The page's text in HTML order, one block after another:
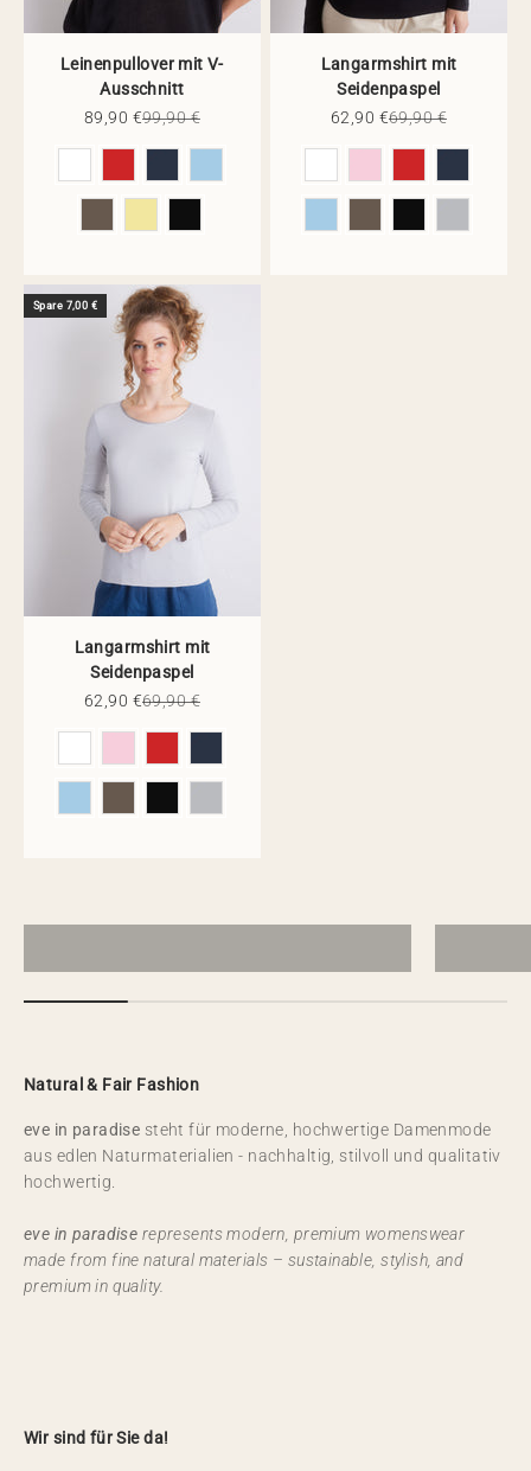
Leinenpullover mit V-
Ausschnitt
Angebot
89,90 €Regulärer Preis
99,90 €
Langarmshirt mit
Seidenpaspel
Angebot
62,90 €Regulärer Preis
69,90 €
Spare 7,00 €
Langarmshirt mit
Seidenpaspel
Angebot
62,90 €Regulärer Preis
69,90 €
Natural & Fair Fashion
eve in paradise steht für moderne, hochwertige Damenmode
aus edlen Naturmaterialien - nachhaltig, stilvoll und qualitativ
hochwertig.
eve in paradise represents modern, premium womenswear
made from fine natural materials – sustainable, stylish, and
premium in quality.
Wir sind für Sie da!